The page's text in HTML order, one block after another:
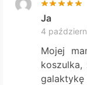
Ja
4
Mojej
koszulka,
galaktykę